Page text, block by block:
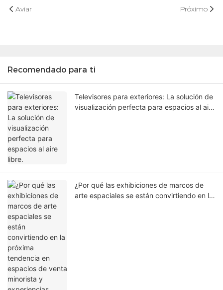
Aviar Próximo
Recomendado para ti
Televisores para exteriores: La solución de
visualización perfecta para espacios al aire
¿Por qué las exhibiciones de marcos de
arte espaciales se están convirtiendo en la